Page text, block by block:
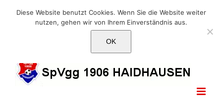
E-Mail: info@1906haidhausen.de
FacebookInstagram
E-
Diese Website benutzt Cookies. Wenn Sie die Website weiter
nutzen, gehen wir von Ihrem Einverständnis aus.
OK